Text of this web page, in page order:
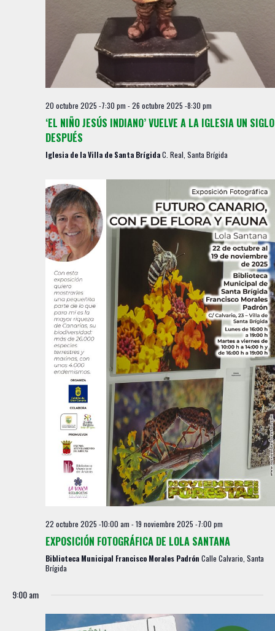
20 octubre 2025 -7:30 pm -26 octubre 2025 -8:30 pm
‘EL NIÑO JESÚS INDIANO’ VUELVE A LA IGLESIA UN SIGLO
DESPUÉS
Iglesia de la Villa de Santa BrígidaC. Real, Santa Brígida
22 octubre 2025 -10:00 am -19 noviembre 2025 -7:00 pm
EXPOSICIÓN FOTOGRÁFICA DE LOLA SANTANA
Biblioteca Municipal Francisco Morales Padrón Calle Calvario, Santa
Brígida
9:00 am